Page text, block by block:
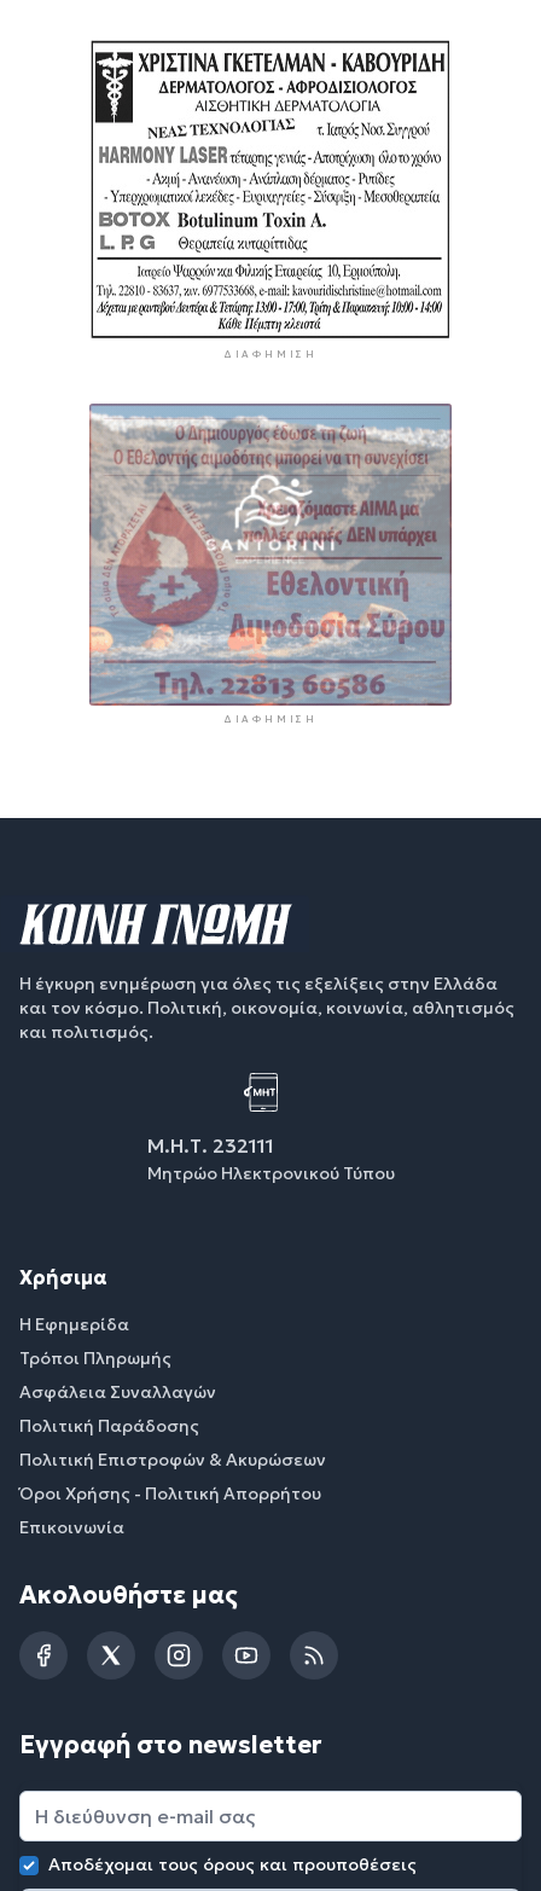
ΔΙΑΦΉΜΙΣΗ
ΔΙΑΦΉΜΙΣΗ
Η έγκυρη ενημέρωση για όλες τις εξελίξεις στην Ελλάδα
και τον κόσμο. Πολιτική, οικονομία, κοινωνία, αθλητισμός
και πολιτισμός.
Μ.Η.Τ. 232111
Μητρώο Ηλεκτρονικού Τύπου
Χρήσιμα
Η Εφημερίδα
Τρόποι Πληρωμής
Ασφάλεια Συναλλαγών
Πολιτική Παράδοσης
Πολιτική Επιστροφών & Ακυρώσεων
Όροι Χρήσης - Πολιτική Απορρήτου
Επικοινωνία
Ακολουθήστε μας
FacebookTwitterInstagramYouTubeRSS
Εγγραφή στο newsletter
Αποδέχομαι τους όρους και προυποθέσεις